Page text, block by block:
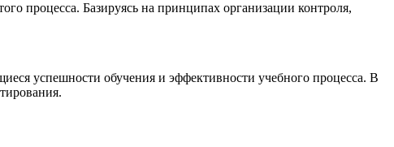
процесса. Базируясь на принципах организации контроля,
успешности обучения и эффективности учебного процесса. В